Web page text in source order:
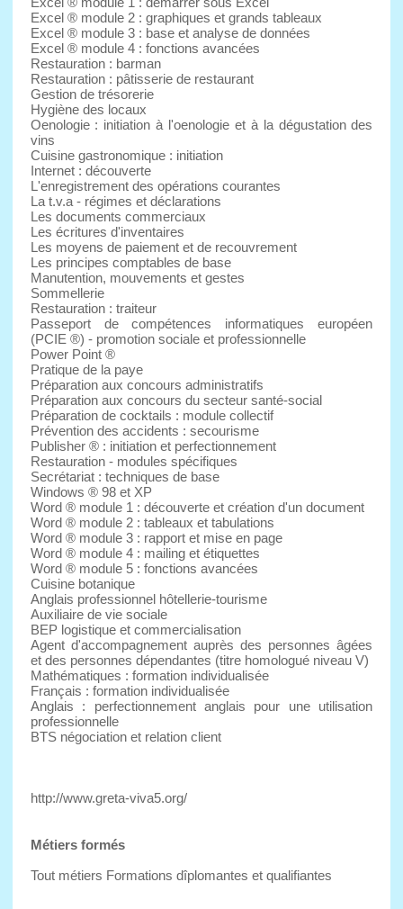
Excel ® module 2 : graphiques et grands tableaux
Excel ® module 3 : base et analyse de données
Excel ® module 4 : fonctions avancées
Restauration : barman
Restauration : pâtisserie de restaurant
Gestion de trésorerie
Hygiène des locaux
Oenologie : initiation à l'oenologie et à la dégustation des
vins
Cuisine gastronomique : initiation
Internet : découverte
L'enregistrement des opérations courantes
La t.v.a - régimes et déclarations
Les documents commerciaux
Les écritures d'inventaires
Les moyens de paiement et de recouvrement
Les principes comptables de base
Manutention, mouvements et gestes
Sommellerie
Restauration : traiteur
Passeport de compétences informatiques européen
(PCIE ®) - promotion sociale et professionnelle
Power Point ®
Pratique de la paye
Préparation aux concours administratifs
Préparation aux concours du secteur santé-social
Préparation de cocktails : module collectif
Prévention des accidents : secourisme
Publisher ® : initiation et perfectionnement
Restauration - modules spécifiques
Secrétariat : techniques de base
Windows ® 98 et XP
Word ® module 1 : découverte et création d'un document
Word ® module 2 : tableaux et tabulations
Word ® module 3 : rapport et mise en page
Word ® module 4 : mailing et étiquettes
Word ® module 5 : fonctions avancées
Cuisine botanique
Anglais professionnel hôtellerie-tourisme
Auxiliaire de vie sociale
BEP logistique et commercialisation
Agent d'accompagnement auprès des personnes âgées
et des personnes dépendantes (titre homologué niveau V)
Mathématiques : formation individualisée
Français : formation individualisée
Anglais : perfectionnement anglais pour une utilisation
professionnelle
BTS négociation et relation client
http://www.greta-viva5.org/
Métiers formés
Tout métiers Formations dîplomantes et qualifiantes